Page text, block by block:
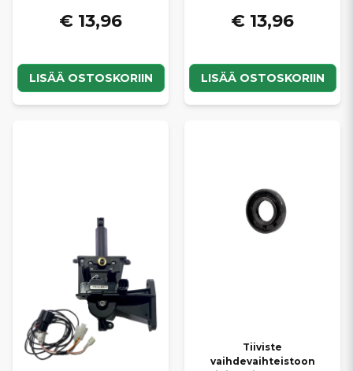
€ 13,96
LISÄÄ OSTOSKORIIN
€ 13,96
LISÄÄ OSTOSKORIIN
Tiiviste
vaihdevaihteistoon